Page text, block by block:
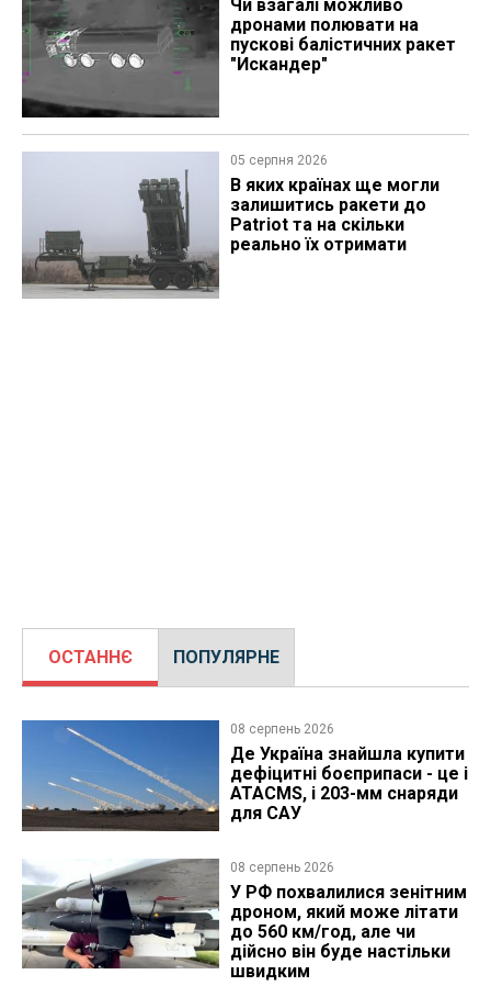
Чи взагалі можливо
дронами полювати на
пускові балістичних ракет
"Искандер"
05 серпня 2026
В яких країнах ще могли
залишитись ракети до
Patriot та на скільки
реально їх отримати
ОСТАННЄ ПОПУЛЯРНЕ
08 серпень 2026
Де Україна знайшла купити
дефіцитні боєприпаси - це і
ATACMS, і 203-мм снаряди
для САУ
08 серпень 2026
У РФ похвалилися зенітним
дроном, який може літати
до 560 км/год, але чи
дійсно він буде настільки
швидким